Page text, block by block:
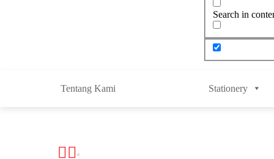
Search in
Tentang Kami Stationery